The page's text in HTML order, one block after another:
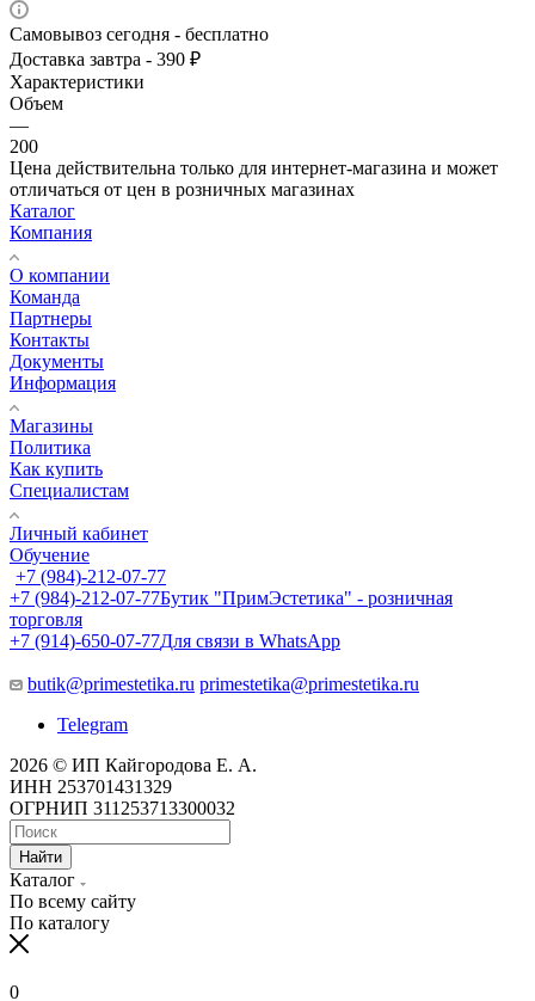
Самовывоз сегодня - бесплатно
Доставка завтра - 390 ₽
Характеристики
Объем
—
200
Цена действительна только для интернет-магазина и может
отличаться от цен в розничных магазинах
Каталог
Компания
О компании
Команда
Партнеры
Контакты
Документы
Информация
Магазины
Политика
Как купить
Специалистам
Личный кабинет
Обучение
+7 (984)-212-07-77
+7 (984)-212-07-77Бутик "ПримЭстетика" - розничная
торговля
+7 (914)-650-07-77Для связи в WhatsApp
butik@primestetika.ru primestetika@primestetika.ru
Telegram
2026 © ИП Кайгородова Е. А.
ИНН 253701431329
ОГРНИП 311253713300032
Найти
Каталог
По всему сайту
По каталогу
0